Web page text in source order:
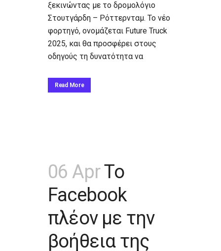
ξεκινώντας με το δρομολόγιο
Στουτγάρδη – Ρόττερνταμ. Το νέο
φορτηγό, ονομάζεται Future Truck
2025, και θα προσφέρει στους
οδηγούς τη δυνατότητα να
Read More
06 AprΤο
Facebook
πλέον με την
βοήθεια της